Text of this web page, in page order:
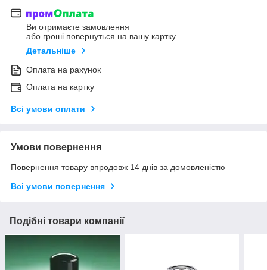
Ви отримаєте замовлення
або гроші повернуться на вашу картку
Детальніше
Оплата на рахунок
Оплата на картку
Всі умови оплати
Умови повернення
Повернення товару впродовж 14 днів за домовленістю
Всі умови повернення
Подібні товари компанії